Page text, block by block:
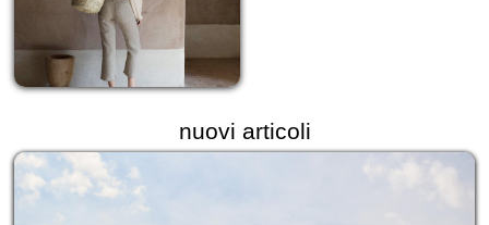
nuovi articoli